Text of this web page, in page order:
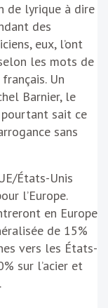
de lyrique à dire
des
eux, l’ont
les mots de
Un
Barnier, le
sait ce
sans
États-Unis
l’Europe.
en Europe
de 15%
vers les États-
sur l’acier et